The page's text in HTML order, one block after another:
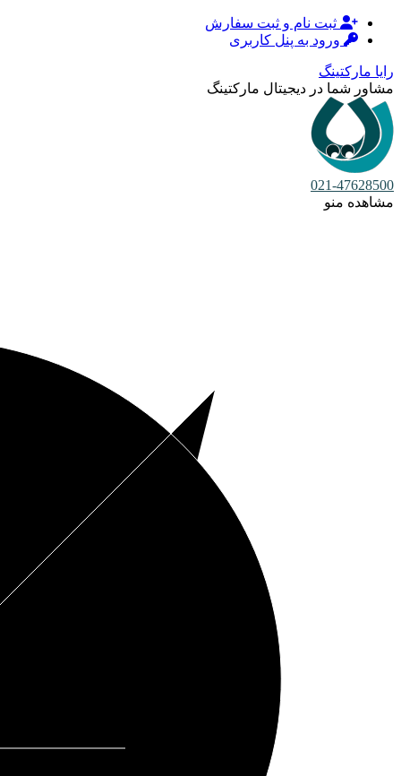
ثبت نام و ثبت سفارش
ورود به پنل کاربری
رایا مارکتینگ
مشاور شما در دیجیتال مارکتینگ
021-47628500
مشاهده منو